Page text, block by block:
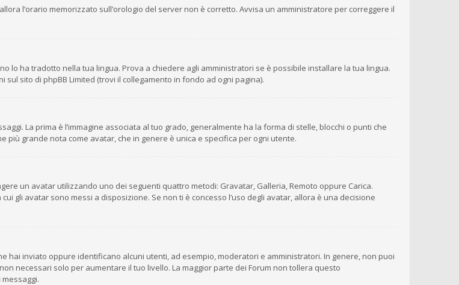
l’orario memorizzato sull’orologio del server non è corretto. Avvisa un amministratore per correggere il
lo ha tradotto nella tua lingua. Prova a chiedere agli amministratori se è possibile installare la tua lingua.
sito di phpBB Limited (trovi il collegamento in fondo ad ogni pagina).
La prima è l’immagine associata al tuo grado, generalmente ha la forma di stelle, blocchi o punti che
più grande nota come avatar, che in genere è unica e specifica per ogni utente.
un avatar utilizzando uno dei seguenti quattro metodi: Gravatar, Galleria, Remoto oppure Carica.
gli avatar sono messi a disposizione. Se non ti è concesso l’uso degli avatar, allora è una decisione
hai inviato oppure identificano alcuni utenti, ad esempio, moderatori e amministratori. In genere, non puoi
necessari solo per aumentare il tuo livello. La maggior parte dei Forum non tollera questo